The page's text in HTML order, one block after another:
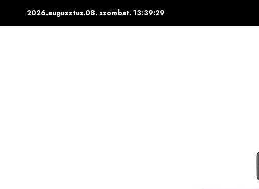
2026.augusztus.08. szombat. 13:39:30